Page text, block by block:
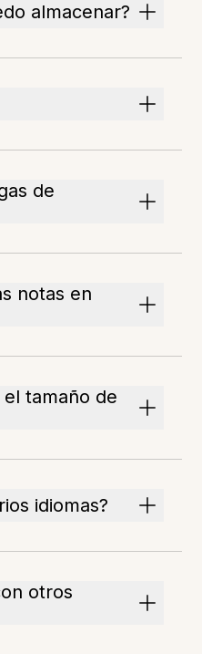
almacenar?
de
notas en
tamaño de
idiomas?
otros